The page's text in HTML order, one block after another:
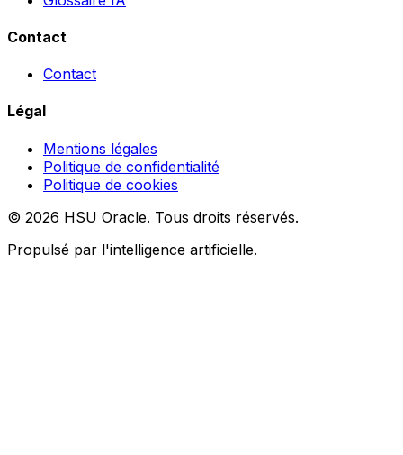
Contact
Contact
Légal
Mentions légales
Politique de confidentialité
Politique de cookies
© 2026 HSU Oracle. Tous droits réservés.
Propulsé par l'intelligence artificielle.